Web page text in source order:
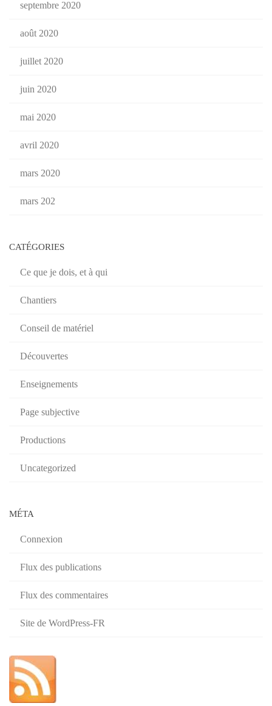
septembre 2020
août 2020
juillet 2020
juin 2020
mai 2020
avril 2020
mars 2020
mars 202
CATÉGORIES
Ce que je dois, et à qui
Chantiers
Conseil de matériel
Découvertes
Enseignements
Page subjective
Productions
Uncategorized
MÉTA
Connexion
Flux des publications
Flux des commentaires
Site de WordPress-FR